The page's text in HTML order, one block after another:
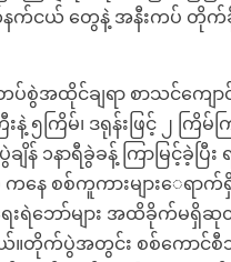
က်ငယ် တွေနဲ့ အနီးကပ် တို
တပ်စွဲအထိုင်ချရာ စာသင်ကျေ
၅ကြိမ်၊ ဒရုန်းဖြင့် ၂ ကြိမ်က
၁နာရီခွဲခန့် ကြာမြင့်ခဲ့ပြီး
ကနေ စစ်ကူကားများ‌ေရာ
းရဲဘော်များ အထိခိုက်မရှိဆု
တိုက်ပွဲအတွင်း စစ်ကောင်စီ